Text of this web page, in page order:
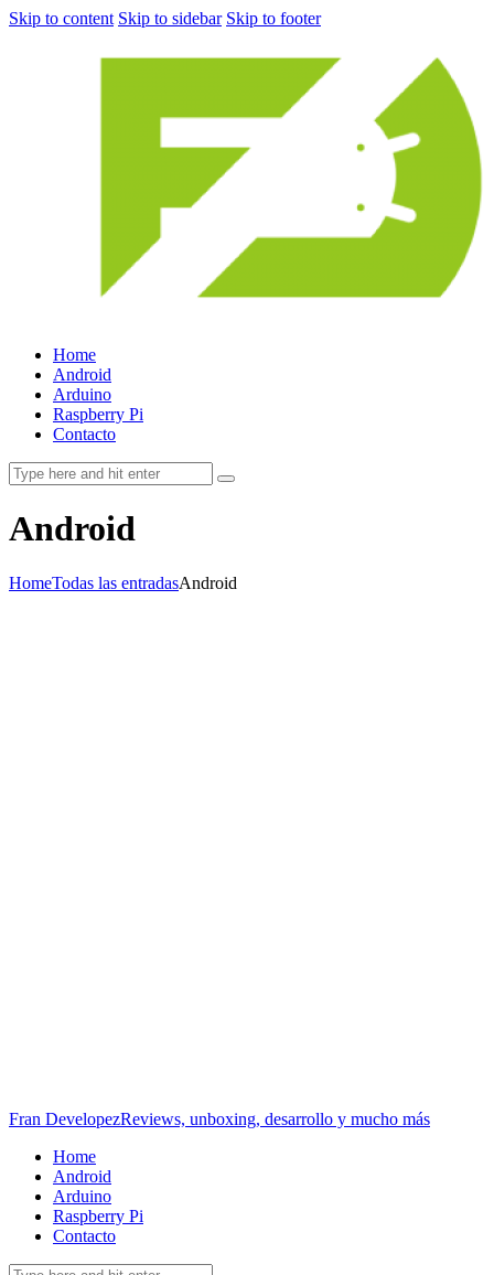
Skip to content Skip to sidebar Skip to footer
Home
Android
Arduino
Raspberry Pi
Contacto
Android
HomeTodas las entradasAndroid
Fran DevelopezReviews, unboxing, desarrollo y mucho más
Home
Android
Arduino
Raspberry Pi
Contacto